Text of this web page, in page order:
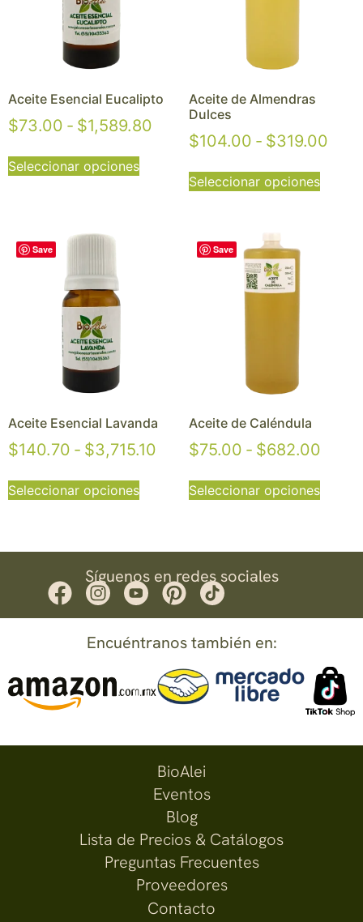
Aceite Esencial Eucalipto
$73.00 - $1,589.80
Seleccionar opciones
Aceite de Almendras
Dulces
$104.00 - $319.00
Seleccionar opciones
Save
Aceite Esencial Lavanda
$140.70 - $3,715.10
Seleccionar opciones
Save
Aceite de Caléndula
$75.00 - $682.00
Seleccionar opciones
Síguenos en redes sociales
Encuéntranos también en:
BioAlei
Eventos
Blog
Lista de Precios & Catálogos
Preguntas Frecuentes
Proveedores
Contacto